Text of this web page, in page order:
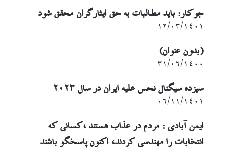
جوکار: باید مطالبات به حق ایثارگران محقق شود
۱۲/۰۳/۱۴۰۱
(بدون عنوان)
۳۱/۰۶/۱۴۰۰
سیزده سیگنال نحس علیه ایران در سال ۲۰۲۳
۰۶/۱۱/۱۴۰۱
ایمن آبادی : مردم در عذاب هستند ،کسانی که
انتخابات را مهندسی کردند، اکنون پاسخگو باشند